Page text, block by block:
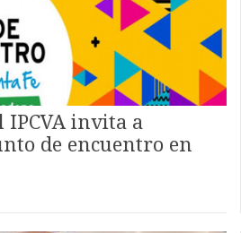
IPCVA invita a
de encuentro en